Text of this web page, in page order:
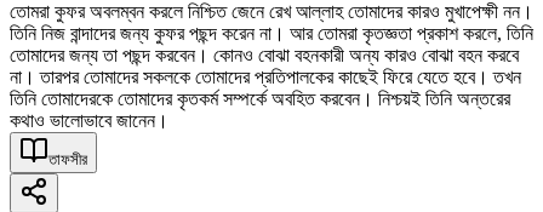
তোমরা কুফর অবলম্বন করলে নিশ্চিত জেনে রেখ আল্লাহ তোমাদের কারও মুখাপেক্ষী নন।
তিনি নিজ বান্দাদের জন্য কুফর পছন্দ করেন না। আর তোমরা কৃতজ্ঞতা প্রকাশ করলে, তিনি
তোমাদের জন্য তা পছন্দ করবেন। কোনও বোঝা বহনকারী অন্য কারও বোঝা বহন করবে
না। তারপর তোমাদের সকলকে তোমাদের প্রতিপালকের কাছেই ফিরে যেতে হবে। তখন
তিনি তোমাদেরকে তোমাদের কৃতকর্ম সম্পর্কে অবহিত করবেন। নিশ্চয়ই তিনি অন্তরের
কথাও ভালোভাবে জানেন।
তাফসীর